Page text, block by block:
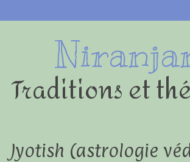
Traditions et
Jyotish (astrologie